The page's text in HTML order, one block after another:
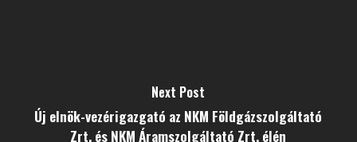
Next Post
Új elnök-vezérigazgató az NKM Földgázszolgáltató
Zrt. és NKM Áramszolgáltató Zrt. élén